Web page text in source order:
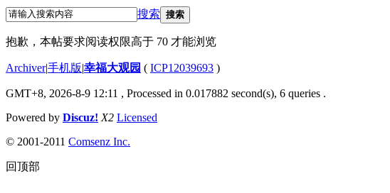
搜索 搜索
抱歉，本帖要求阅读权限高于 70 才能浏览
Archiver|手机版|幸福大观园 ( ICP12039693 )
GMT+8, 2026-8-9 12:11 , Processed in 0.017882 second(s), 6 queries .
Powered by Discuz! X2 Licensed
© 2001-2011 Comsenz Inc.
回顶部